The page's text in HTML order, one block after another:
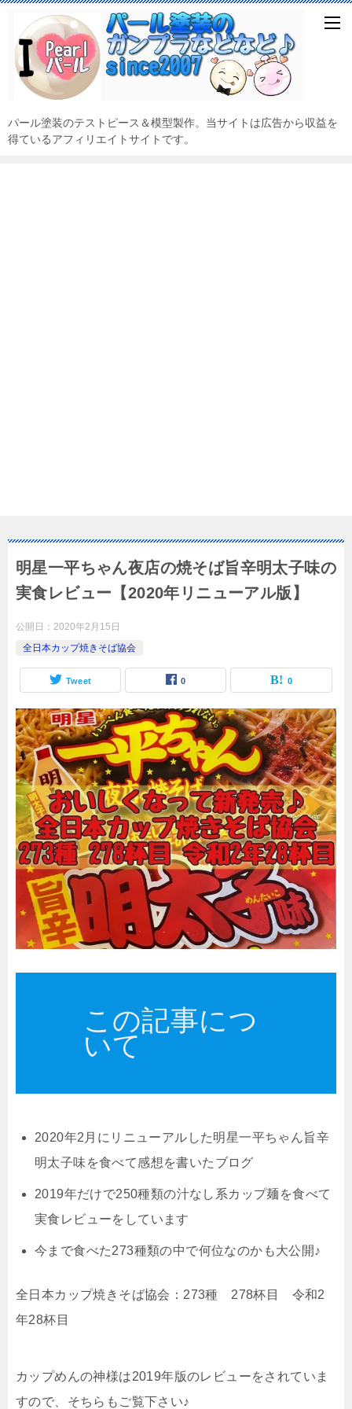
パール塗装のテストピース＆模型製作。当サイトは広告から収益を
得ているアフィリエイトサイトです。
明星一平ちゃん夜店の焼そば旨辛明太子味の
実食レビュー【2020年リニューアル版】
公開日： 2020年2月15日
全日本カップ焼きそば協会
Tweet 0 0
この記事につ
いて
2020年2月にリニューアルした明星一平ちゃん旨辛
明太子味を食べて感想を書いたブログ
2019年だけで250種類の汁なし系カップ麺を食べて
実食レビューをしています
今まで食べた273種類の中で何位なのかも大公開♪
全日本カップ焼きそば協会：273種 278杯目 令和2
年28杯目
カップめんの神様は2019年版のレビューをされていま
すので、そちらもご覧下さい♪